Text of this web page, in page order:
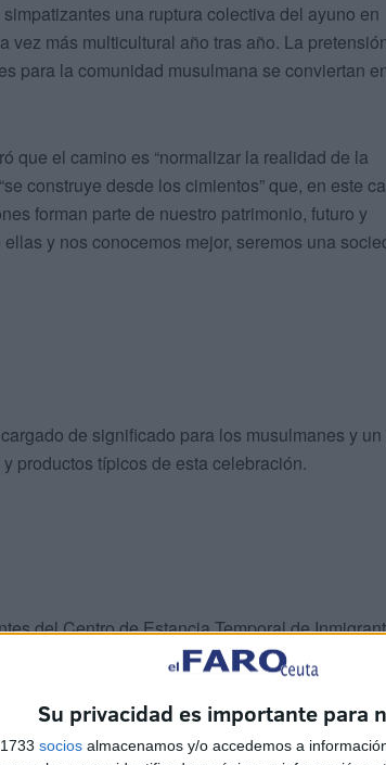
Su privacidad es importante para
socios almacenamos y/o accedemos a
una ruptura colectiva del ayuno en
vez más multicultural año tras año. La
para la comunidad musulmana se conviertan
que el camino es “normalizar la realidad de la
construye desde los cimientos” que, en este
forman parte de nuestro patrimonio, futuro y
y nos conocemos mejor, seremos una
de significado para los musulmanes y
productos típicos de esta celebración.
del Centro de Estancia Temporal de
‘La Esperanza’ participaron en esta
manera conseguimos resaltar lo que para
luchamos todos somos importantes
diputado por Caballas.